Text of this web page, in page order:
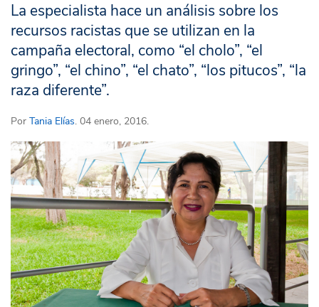
La especialista hace un análisis sobre los
recursos racistas que se utilizan en la
campaña electoral, como “el cholo”, “el
gringo”, “el chino”, “el chato”, “los pitucos”, “la
raza diferente”.
Por Tania Elías. 04 enero, 2016.